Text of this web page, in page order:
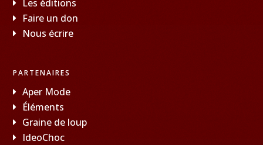
Les éditions
Faire un don
Nous écrire
PARTENAIRES
Aper Mode
Éléments
Graine de loup
IdeoChoc